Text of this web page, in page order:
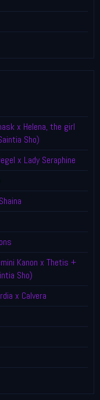
x Helena, the girl
Sho)
x Lady Seraphine
Kanon x Thetis +
Sho)
x Calvera